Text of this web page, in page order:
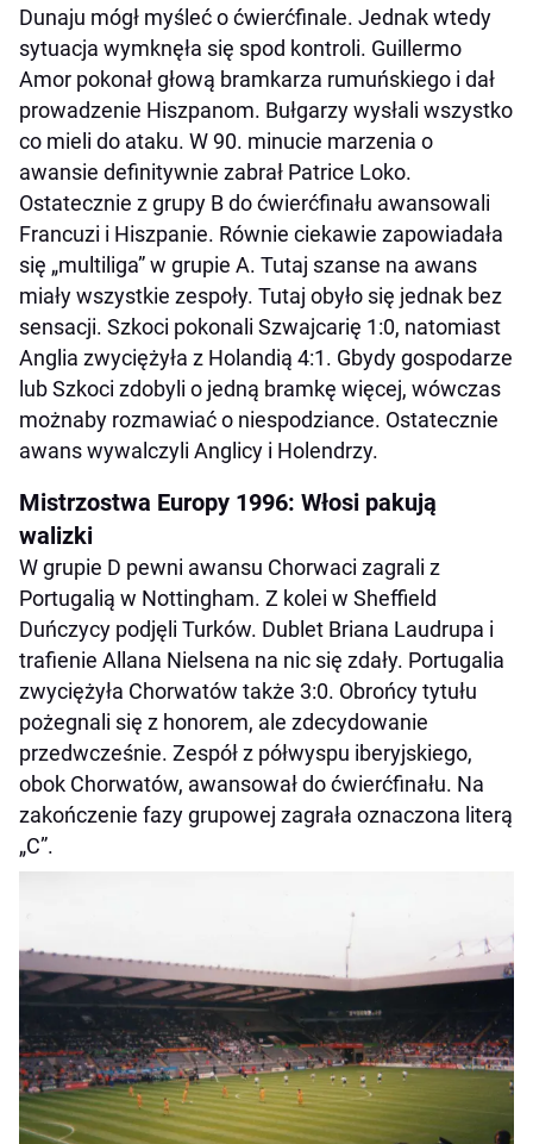
Dunaju mógł myśleć o ćwierćfinale. Jednak wtedy
sytuacja wymknęła się spod kontroli. Guillermo
Amor pokonał głową bramkarza rumuńskiego i dał
prowadzenie Hiszpanom. Bułgarzy wysłali wszystko
co mieli do ataku. W 90. minucie marzenia o
awansie definitywnie zabrał Patrice Loko.
Ostatecznie z grupy B do ćwierćfinału awansowali
Francuzi i Hiszpanie. Równie ciekawie zapowiadała
się „multiliga” w grupie A. Tutaj szanse na awans
miały wszystkie zespoły. Tutaj obyło się jednak bez
sensacji. Szkoci pokonali Szwajcarię 1:0, natomiast
Anglia zwyciężyła z Holandią 4:1. Gbydy gospodarze
lub Szkoci zdobyli o jedną bramkę więcej, wówczas
możnaby rozmawiać o niespodziance. Ostatecznie
awans wywalczyli Anglicy i Holendrzy.
Mistrzostwa Europy 1996: Włosi pakują
walizki
W grupie D pewni awansu Chorwaci zagrali z
Portugalią w Nottingham. Z kolei w Sheffield
Duńczycy podjęli Turków. Dublet Briana Laudrupa i
trafienie Allana Nielsena na nic się zdały. Portugalia
zwyciężyła Chorwatów także 3:0. Obrońcy tytułu
pożegnali się z honorem, ale zdecydowanie
przedwcześnie. Zespół z półwyspu iberyjskiego,
obok Chorwatów, awansował do ćwierćfinału. Na
zakończenie fazy grupowej zagrała oznaczona literą
„C”.